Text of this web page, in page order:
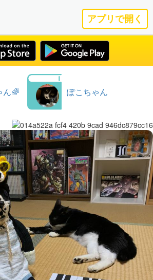
アプリで開く
ん🌈 ぽこちゃん